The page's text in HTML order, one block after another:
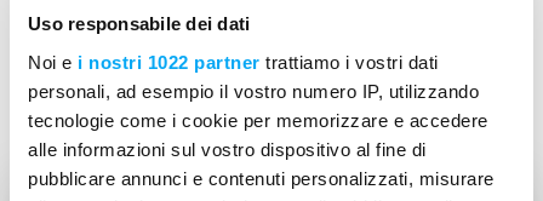
Uso responsabile dei dati
Noi e i nostri 1022 partner trattiamo i vostri dati
personali, ad esempio il vostro numero IP, utilizzando
tecnologie come i cookie per memorizzare e accedere
alle informazioni sul vostro dispositivo al fine di
pubblicare annunci e contenuti personalizzati, misurare
la mia presenza costante, o quella del direttore dei
lavori, con notevole dispendio di risorse, tempo e
fatica.”